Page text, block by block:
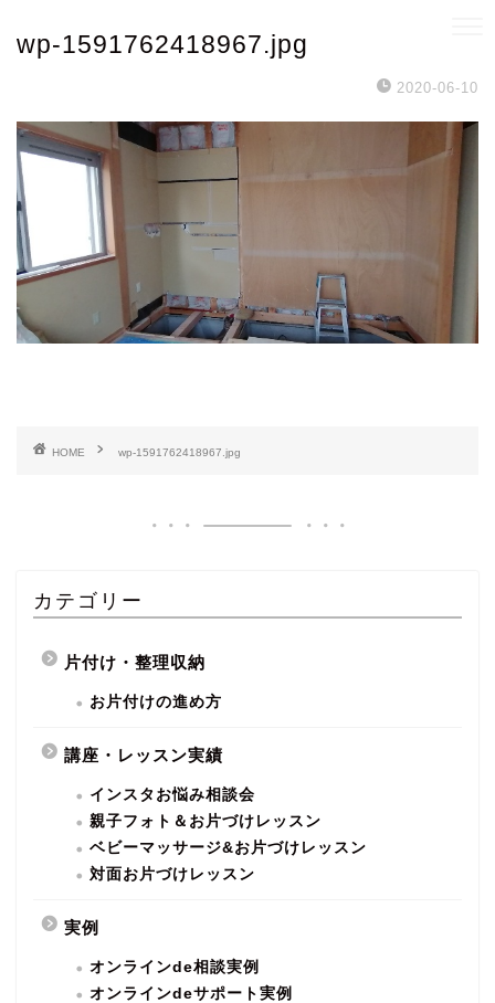
wp-1591762418967.jpg
2020-06-10
HOME wp-1591762418967.jpg
カテゴリー
片付け・整理収納
お片付けの進め方
講座・レッスン実績
インスタお悩み相談会
親子フォト＆お片づけレッスン
ベビーマッサージ&お片づけレッスン
対面お片づけレッスン
実例
オンラインde相談実例
オンラインdeサポート実例